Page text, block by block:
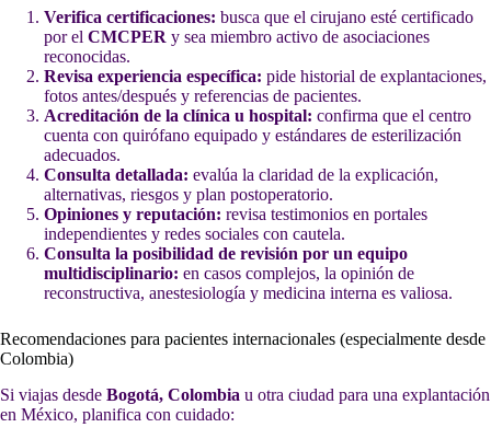
Verifica certificaciones: busca que el cirujano esté certificado
por el CMCPER y sea miembro activo de asociaciones
reconocidas.
Revisa experiencia específica: pide historial de explantaciones,
fotos antes/después y referencias de pacientes.
Acreditación de la clínica u hospital: confirma que el centro
cuenta con quirófano equipado y estándares de esterilización
adecuados.
Consulta detallada: evalúa la claridad de la explicación,
alternativas, riesgos y plan postoperatorio.
Opiniones y reputación: revisa testimonios en portales
independientes y redes sociales con cautela.
Consulta la posibilidad de revisión por un equipo
multidisciplinario: en casos complejos, la opinión de
reconstructiva, anestesiología y medicina interna es valiosa.
Recomendaciones para pacientes internacionales (especialmente desde
Colombia)
Si viajas desde Bogotá, Colombia u otra ciudad para una explantación
en México, planifica con cuidado: